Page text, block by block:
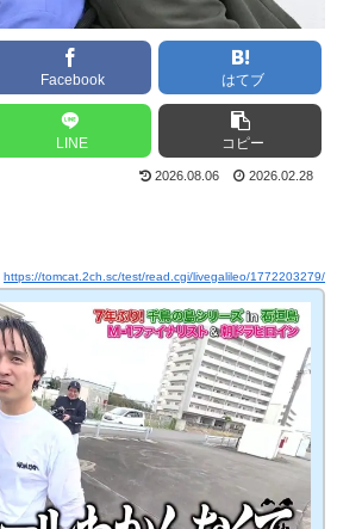
Facebook はてブ
LINE コピー
2026.08.06 2026.02.28
https://tomcat.2ch.sc/test/read.cgi/livegalileo/1772203279/